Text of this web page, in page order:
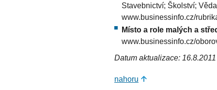
Stavebnictví; Školství;
www.businessinfo.cz/
Místo a role malých a
www.businessinfo.cz/
Datum aktualizace:
nahoru